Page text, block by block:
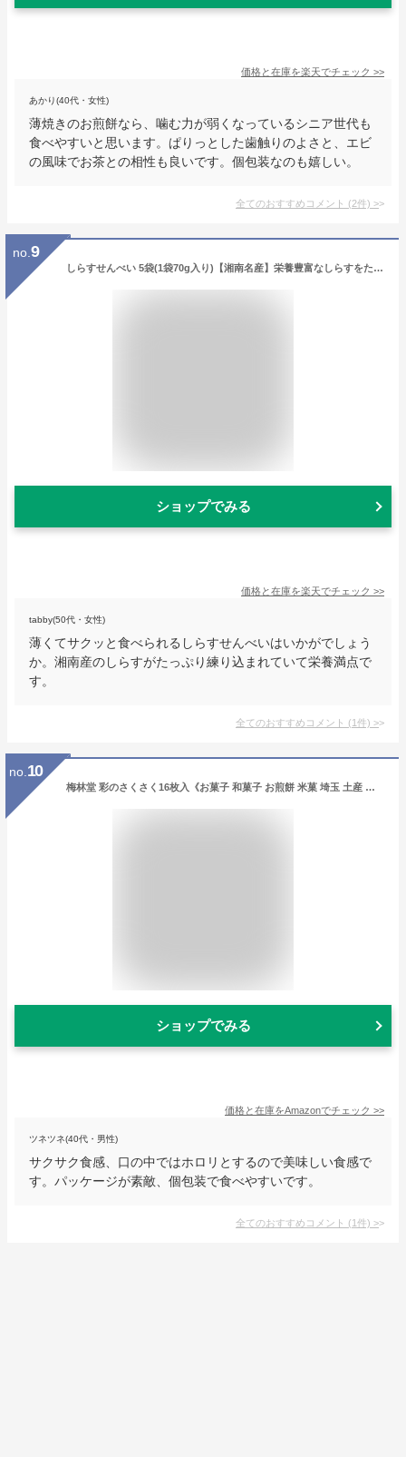
価格と在庫を楽天でチェック >>
あかり(40代・女性)
薄焼きのお煎餅なら、噛む力が弱くなっているシニア世代も
食べやすいと思います。ぱりっとした歯触りのよさと、エビ
の風味でお茶との相性も良いです。個包装なのも嬉しい。
全てのおすすめコメント (2件) >
no. 9
しらすせんべい 5袋(1袋70g入り)【湘南名産】栄養豊富なしらすをたっぷりと生地に練りこんだ、サクサクした食感が自慢のおせんべい 【常温便】
ショップでみる
価格と在庫を楽天でチェック >>
tabby(50代・女性)
薄くてサクッと食べられるしらすせんべいはいかがでしょう
か。湘南産のしらすがたっぷり練り込まれていて栄養満点で
す。
全てのおすすめコメント (1件) >
no. 10
梅林堂 彩のさくさく16枚入《お菓子 和菓子 お煎餅 米菓 埼玉 土産 詰合せ ギフト個包装 アソート サクサク 新食感 軽やか》
ショップでみる
価格と在庫をAmazonでチェック >>
ツネツネ(40代・男性)
サクサク食感、口の中ではホロリとするので美味しい食感で
す。パッケージが素敵、個包装で食べやすいです。
全てのおすすめコメント (1件) >